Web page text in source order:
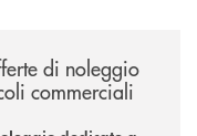
di noleggio
commerciali